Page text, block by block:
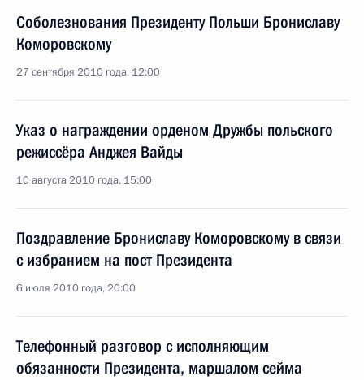
Соболезнования Президенту Польши Брониславу
Коморовскому
27 сентября 2010 года, 12:00
Указ о награждении орденом Дружбы польского
режиссёра Анджея Вайды
10 августа 2010 года, 15:00
Поздравление Брониславу Коморовскому в связи
с избранием на пост Президента
6 июля 2010 года, 20:00
Телефонный разговор с исполняющим
обязанности Президента, маршалом сейма